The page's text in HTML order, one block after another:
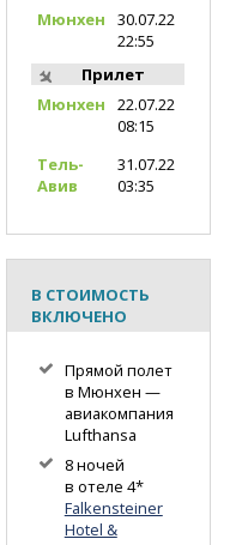
Мюнхен
30.07.22
22:55
Прилет
Мюнхен
22.07.22
08:15
Тель-
Авив
31.07.22
03:35
В СТОИМОСТЬ
ВКЛЮЧЕНО
Прямой полет
в Мюнхен —
авиакомпания
Lufthansa
8 ночей
в отеле 4*
Falkensteiner
Hotel &